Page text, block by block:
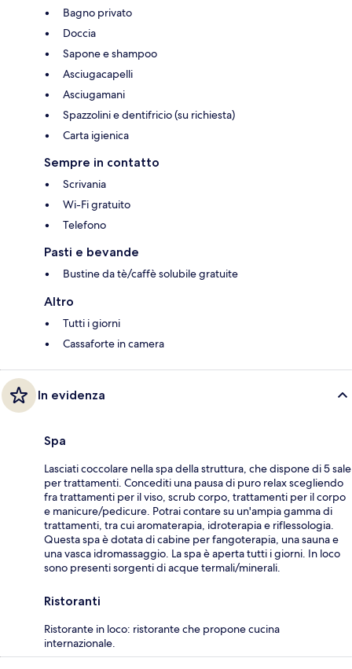
Bagno privato
Doccia
Sapone e shampoo
Asciugacapelli
Asciugamani
Spazzolini e dentifricio (su richiesta)
Carta igienica
Sempre in contatto
Scrivania
Wi-Fi gratuito
Telefono
Pasti e bevande
Bustine da tè/caffè solubile gratuite
Altro
Tutti i giorni
Cassaforte in camera
In evidenza
Spa
Lasciati coccolare nella spa della struttura, che dispone di 5 sale
per trattamenti. Concediti una pausa di puro relax scegliendo
fra trattamenti per il viso, scrub corpo, trattamenti per il corpo
e manicure/pedicure. Potrai contare su un'ampia gamma di
trattamenti, tra cui aromaterapia, idroterapia e riflessologia.
Questa spa è dotata di cabine per fangoterapia, una sauna e
una vasca idromassaggio. La spa è aperta tutti i giorni. In loco
sono presenti sorgenti di acque termali/minerali.
Ristoranti
Ristorante in loco: ristorante che propone cucina
internazionale.